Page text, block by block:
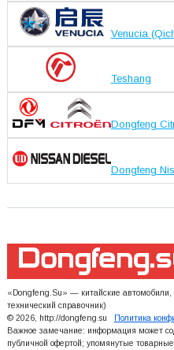
Venucia
Teshang
Dongfeng
Dongfeng
«Dongfeng.Su» — китайские автомобили,
технический справочник)
© 2026, http://dongfeng.su
Политика
Важное замечание: информация может
публичной офертой; упомянутые